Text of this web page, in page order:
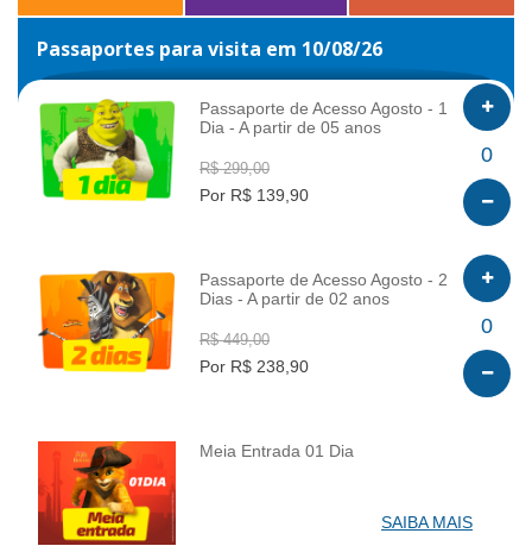
Passaportes para visita em 10/08/26
INFO
Passaporte de Acesso Agosto - 1
Dia - A partir de 05 anos
R$ 299,00
Por R$ 139,90
0
INFO
Passaporte de Acesso Agosto - 2
Dias - A partir de 02 anos
R$ 449,00
Por R$ 238,90
0
INFO
Meia Entrada 01 Dia
SAIBA MAIS